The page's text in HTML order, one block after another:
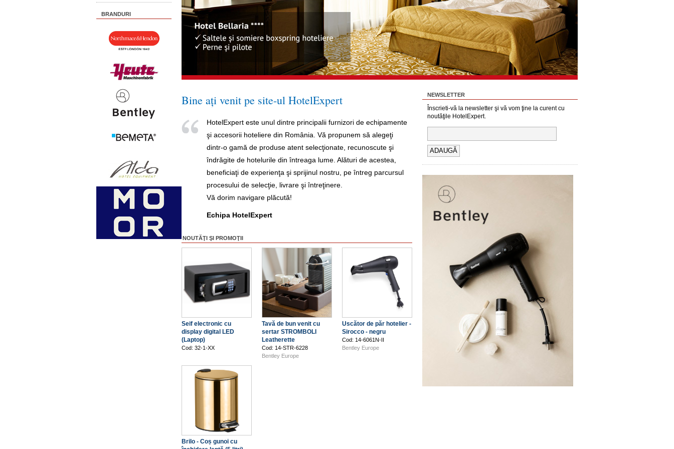
BRANDURI
Bine aţi venit pe site-ul HotelExpert
HotelExpert este unul dintre principalii furnizori de echipamente
şi accesorii hoteliere din România. Vă propunem să alegeţi
dintr-o gamă de produse atent selecţionate, recunoscute şi
îndrăgite de hotelurile din întreaga lume. Alături de acestea,
beneficiaţi de experienţa şi sprijinul nostru, pe întreg parcursul
procesului de selecţie, livrare şi întreţinere.
Vă dorim navigare plăcută!
Echipa HotelExpert
NOUTĂŢI ŞI PROMOŢII
Seif electronic cu
display digital LED
(Laptop)
Cod: 32-1-XX
Tavă de bun venit cu
sertar STROMBOLI
Leatherette
Cod: 14-STR-6228
Bentley Europe
Uscător de păr hotelier -
Sirocco - negru
Cod: 14-6061N-II
Bentley Europe
Brilo - Coș gunoi cu
NEWSLETTER
Înscrieti-vă la newsletter şi vă vom ţine la curent cu
noutăţile HotelExpert.